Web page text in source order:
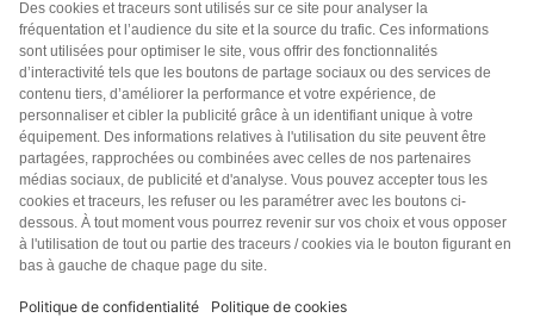
Accueil
Politique de confidentialité
Charte des contenus
Cookies